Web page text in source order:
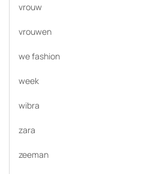
vrouw
vrouwen
we fashion
week
wibra
zara
zeeman